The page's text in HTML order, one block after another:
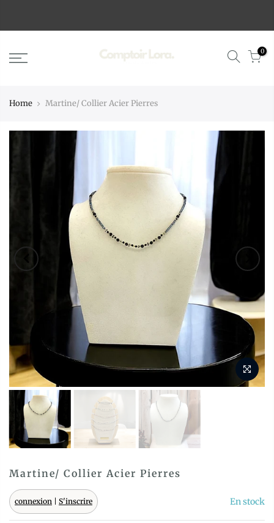
0
Home Martine/ Collier Acier Pierres
Martine/ Collier Acier Pierres
connexion S'inscrire En stock